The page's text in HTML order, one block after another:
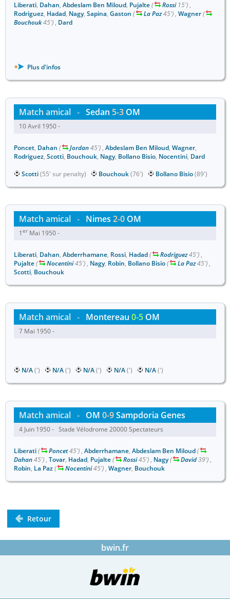
Liberati, Dahan, Abdeslam Ben Miloud, Pujalte( Rossi15') ,
Rodriguez, Hadad, Nagy, Sapina, Gaston ( La Paz45') , Wagner(
Bouchouk45') , Dard
Plus d'infos
Match amical - Sedan 5-3 OM
10 Avril 1950 -
Poncet, Dahan ( Jordan45') , Abdeslam Ben Miloud, Wagner,
Rodriguez, Scotti, Bouchouk, Nagy, Bollano Bisio, Nocentini, Dard
Scotti(55' sur penalty) Bouchouk(76') Bollano Bisio(89')
Match amical - Nimes 2-0 OM
1er Mai 1950 -
Liberati, Dahan, Abderrhamane, Rossi, Hadad( Rodriguez45') ,
Pujalte( Nocentini45') , Nagy, Robin, Bollano Bisio( La Paz45') ,
Scotti, Bouchouk
Match amical - Montereau 0-5 OM
7 Mai 1950 -
N/A(') N/A(') N/A(') N/A(') N/A(')
Match amical - OM 0-9Sampdoria Genes
4 Juin 1950 - Stade Vélodrome 20000 Spectateurs
Liberati( Poncet45') , Abderrhamane, Abdeslam Ben Miloud(
Dahan45') , Tovar, Hadad, Pujalte( Rossi45') , Nagy( David39') ,
Robin, La Paz( Nocentini45') , Wagner, Bouchouk
Retour
bwin.fr